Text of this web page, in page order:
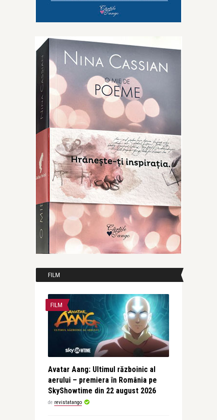
FILM
FILM
Avatar Aang: Ultimul războinic al
aerului – premiera în România pe
SkyShowtime din 22 august 2026
de revistatango